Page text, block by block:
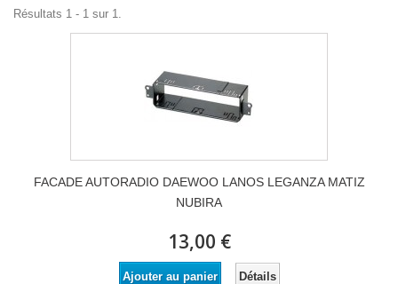
Résultats 1 - 1 sur 1.
FACADE AUTORADIO DAEWOO LANOS LEGANZA MATIZ
NUBIRA
13,00 €
Ajouter au panier Détails